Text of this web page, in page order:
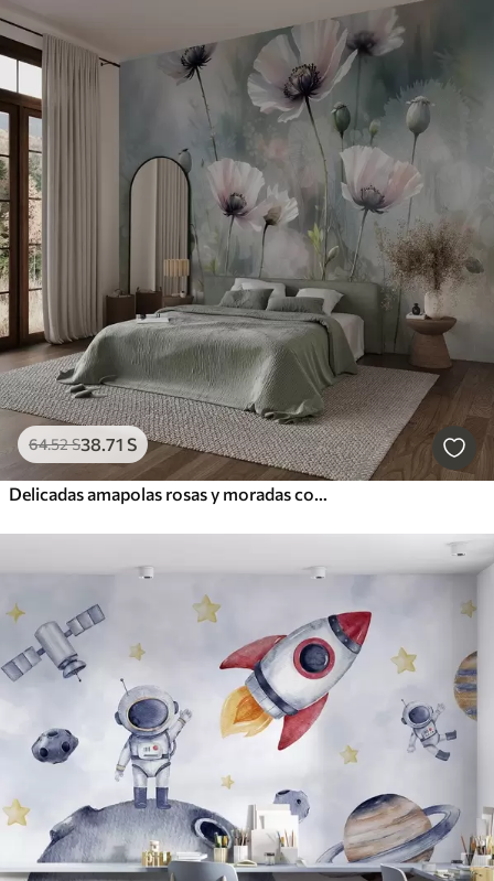
64.52S38.71 S
Delicadas amapolas rosas y moradas con tallos y capullos verdes sobre un fondo de textura suave y difuminada